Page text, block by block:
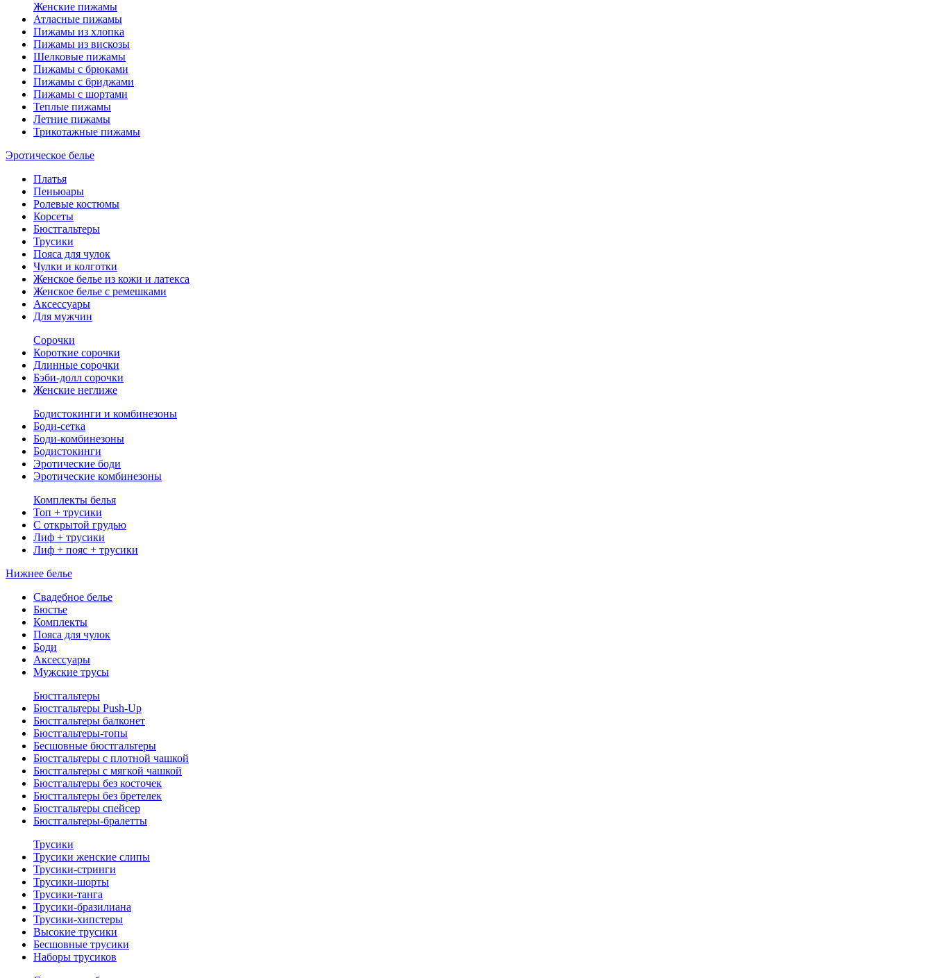
Женские пижамы
Атласные пижамы
Пижамы из хлопка
Пижамы из вискозы
Шелковые пижамы
Пижамы с брюками
Пижамы с бриджами
Пижамы с шортами
Теплые пижамы
Летние пижамы
Трикотажные пижамы
Эротическое белье
Платья
Пеньюары
Ролевые костюмы
Корсеты
Бюстгальтеры
Трусики
Пояса для чулок
Чулки и колготки
Женское белье из кожи и латекса
Женское белье с ремешками
Аксессуары
Для мужчин
Сорочки
Короткие сорочки
Длинные сорочки
Бэби-долл сорочки
Женские неглиже
Бодистокинги и комбинезоны
Боди-сетка
Боди-комбинезоны
Бодистокинги
Эротические боди
Эротические комбинезоны
Комплекты белья
Топ + трусики
С открытой грудью
Лиф + трусики
Лиф + пояс + трусики
Нижнее белье
Свадебное белье
Бюстье
Комплекты
Пояса для чулок
Боди
Аксессуары
Мужские трусы
Бюстгальтеры
Бюстгальтеры Push-Up
Бюстгальтеры балконет
Бюстгальтеры-топы
Бесшовные бюстгальтеры
Бюстгальтеры с плотной чашкой
Бюстгальтеры с мягкой чашкой
Бюстгальтеры без косточек
Бюстгальтеры без бретелек
Бюстгальтеры спейсер
Бюстгальтеры-бралетты
Трусики
Трусики женские слипы
Трусики-стринги
Трусики-шорты
Трусики-танга
Трусики-бразилиана
Трусики-хипстеры
Высокие трусики
Бесшовные трусики
Наборы трусиков